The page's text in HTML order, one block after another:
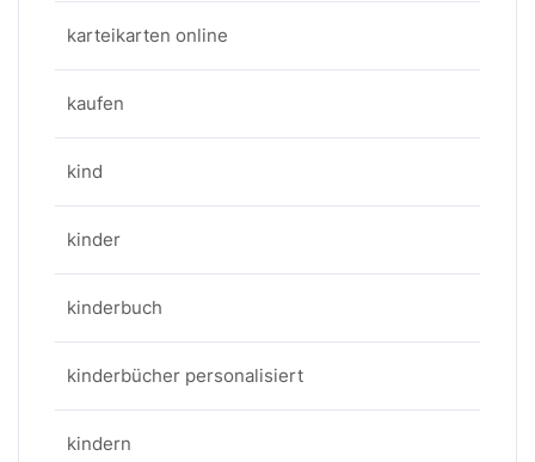
karteikarten online
kaufen
kind
kinder
kinderbuch
kinderbücher personalisiert
kindern